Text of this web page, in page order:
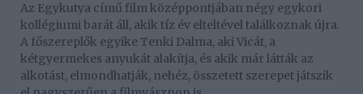
Az Egykutya című film középpontjában négy egykori
kollégiumi barát áll, akik tíz év elteltével találkoznak újra.
A főszereplők egyike Tenki Dalma, aki Vicát, a
kétgyermekes anyukát alakítja, és akik már látták az
alkotást, elmondhatják, nehéz, összetett szerepet játszik